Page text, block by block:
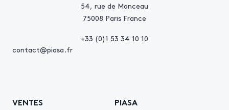
54, rue de Monceau
75008 Paris France
+33 (0)1 53 34 10 10
contact@piasa.fr
VENTES PIASA